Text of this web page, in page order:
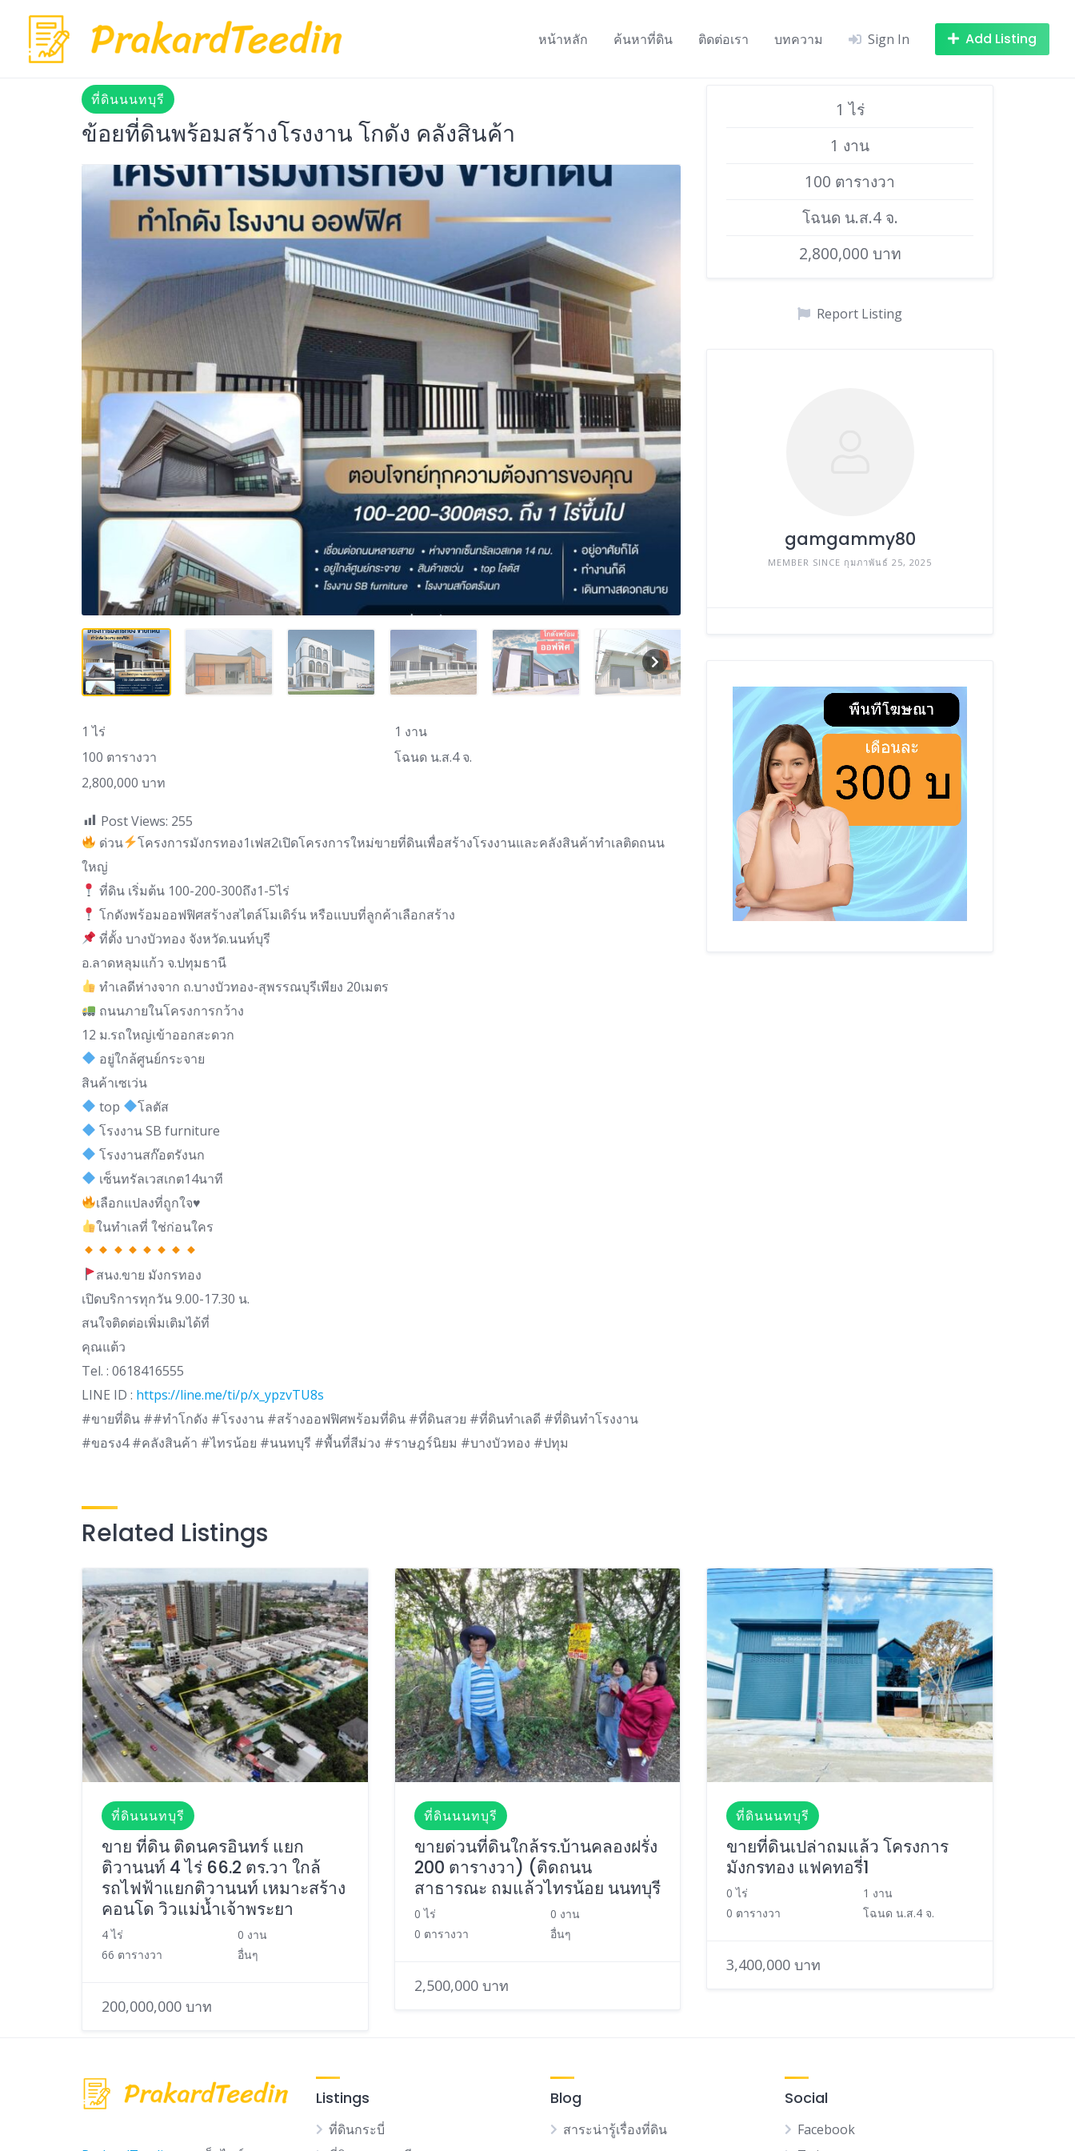
content
หน้าหลัก ค้นหาที่ดิน ติดต่อเรา บทความ Sign In Add Listing
ที่ดินนนทบุรี
ข้อยที่ดินพร้อมสร้างโรงงาน โกดัง คลังสินค้า
1 ไร่
1 งาน
100 ตารางวา
โฉนด น.ส.4 จ.
2,800,000 บาท
Post Views: 255
ด่วน
โครงการมังกรทอง1เฟส2เปิดโครงการใหม่ขายที่ดินเพื่อสร้างโรงงานและคลังสินค้าทำเลติดถนน
ใหญ่
ที่ดิน เริ่มต้น 100-200-300ถึง1-5ไร่
โกดังพร้อมออฟฟิศสร้างสไตล์โมเดิร์น หรือแบบที่ลูกค้าเลือกสร้าง
ที่ตั้ง บางบัวทอง จังหวัด.นนท์บุรี
อ.ลาดหลุมแก้ว จ.ปทุมธานี
ทำเลดีห่างจาก ถ.บางบัวทอง-สุพรรณบุรีเพียง 20เมตร
ถนนภายในโครงการกว้าง
12 ม.รถใหญ่เข้าออกสะดวก
อยู่ใกล้ศูนย์กระจาย
สินค้าเซเว่น
top
โลตัส
โรงงาน SB furniture
โรงงานสก๊อตรังนก
เซ็นทรัลเวสเกต14นาที
เลือกแปลงที่ถูกใจ♥️
ในทำเลที่ ใช่ก่อนใคร
สนง.ขาย มังกรทอง
เปิดบริการทุกวัน 9.00-17.30 น.
สนใจติดต่อเพิ่มเติมได้ที่
คุณแต้ว
Tel. : 0618416555
LINE ID : https://line.me/ti/p/x_ypzvTU8s
#ขายที่ดิน ##ทําโกดัง #โรงงาน #สร้างออฟฟิศพร้อมที่ดิน #ที่ดินสวย #ที่ดินทำเลดี #ที่ดินทำโรงงาน
#ขอรง4 #คลังสินค้า #ไทรน้อย #นนทบุรี #พื้นที่สีม่วง #ราษฎร์นิยม #บางบัวทอง #ปทุม
1 ไร่
1 งาน
100 ตารางวา
โฉนด น.ส.4 จ.
2,800,000 บาท
Report Listing
gamgammy80
MEMBER SINCE กุมภาพันธ์ 25, 2025
Related Listings
ที่ดินนนทบุรี
ขาย ที่ดิน ติดนครอินทร์ แยก
ติวานนท์ 4 ไร่ 66.2 ตร.วา ใกล้
รถไฟฟ้าแยกติวานนท์ เหมาะสร้าง
คอนโด วิวแม่น้ำเจ้าพระยา
4 ไร่
0 งาน
66 ตารางวา
อื่นๆ
200,000,000 บาท
ที่ดินนนทบุรี
ขายด่วนที่ดินใกล้รร.บ้านคลองฝรั่ง
200 ตารางวา) (ติดถนน
สาธารณะ ถมแล้วไทรน้อย นนทบุรี
0 ไร่
0 งาน
0 ตารางวา
อื่นๆ
2,500,000 บาท
ที่ดินนนทบุรี
ขายที่ดินเปล่าถมแล้ว โครงการ
มังกรทอง แฟคทอรี่1
0 ไร่
1 งาน
0 ตารางวา
โฉนด น.ส.4 จ.
3,400,000 บาท
Listings
ที่ดินกระบี่
Blog
สาระน่ารู้เรื่องที่ดิน
Social
Facebook